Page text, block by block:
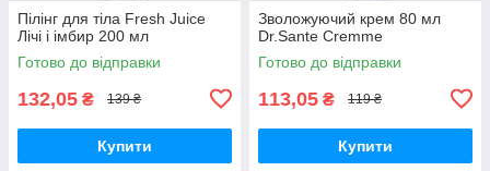
Пілінг для тіла Fresh Juice
Лічі і імбир 200 мл
Готово до відправки
132,05 ₴ 139 ₴
Купити
Зволожуючий крем 80 мл
Dr.Sante Cremme
Готово до відправки
113,05 ₴ 119 ₴
Купити